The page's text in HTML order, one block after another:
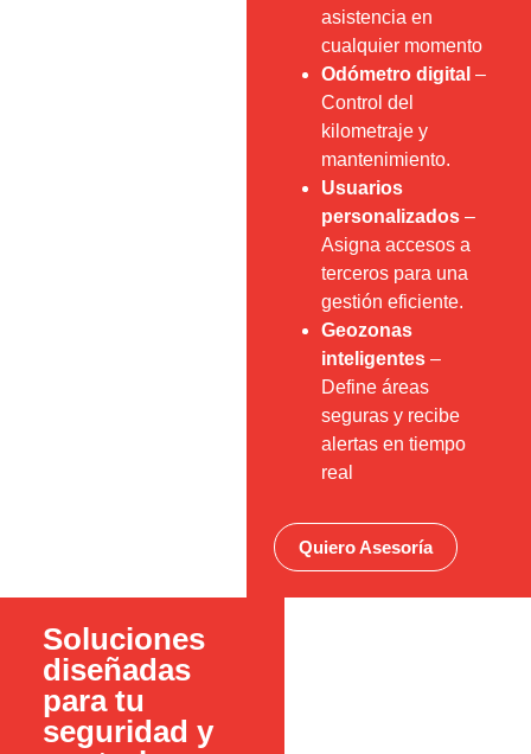
asistencia en
cualquier momento
Odómetro digital –
Control del
kilometraje y
mantenimiento.
Usuarios
personalizados–
Asigna accesos a
terceros para una
gestión eficiente.
Geozonas
inteligentes–
Define áreas
seguras y recibe
alertas en tiempo
real
Quiero Asesoría
Soluciones
diseñadas
para tu
seguridad y